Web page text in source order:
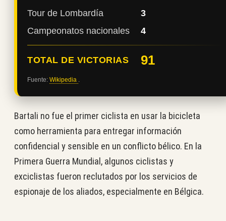
Tour de Lombardía
3
Campeonatos nacionales
4
TOTAL DE VICTORIAS 91
Fuente: Wikipedia
Bartali no fue el primer ciclista en usar la bicicleta
como herramienta para entregar información
confidencial y sensible en un conflicto bélico. En la
Primera Guerra Mundial, algunos ciclistas y
exciclistas fueron reclutados por los servicios de
espionaje de los aliados, especialmente en Bélgica.